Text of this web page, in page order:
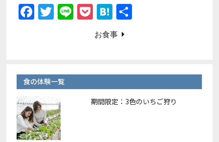
F
b
o
o
k
T Li P
o
c
et
H
at
e
a
お食事
食の体験一覧
期間限定：3色のいちご狩り